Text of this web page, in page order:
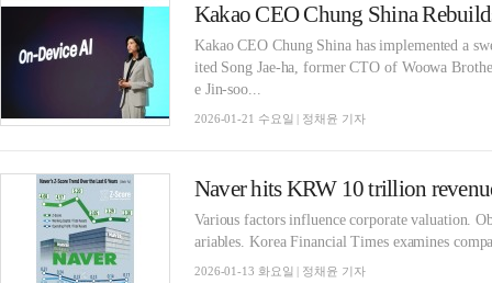
Kakao CEO Chung Shina has implemented a
ited Song Jae-ha, former CTO of Woowa
e Jin-soo...
2026-01-21 수요일 | 정채윤 기자
Various factors influence corporate valuation.
ariables. Korea Financial Times examines
2026-01-13 화요일 | 정채윤 기자